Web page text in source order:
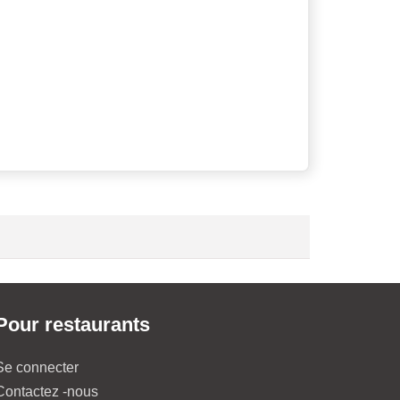
restaurants
connecter
-nous